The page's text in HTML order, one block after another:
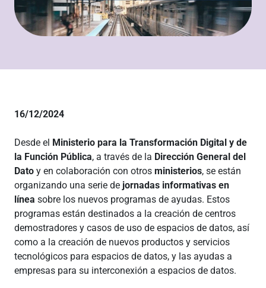
16/12/2024
Desde el Ministerio para la Transformación Digital y de
la Función Pública, a través de la Dirección General del
Dato y en colaboración con otros ministerios, se están
organizando una serie de jornadas informativas en
línea sobre los nuevos programas de ayudas. Estos
programas están destinados a la creación de centros
demostradores y casos de uso de espacios de datos, así
como a la creación de nuevos productos y servicios
tecnológicos para espacios de datos, y las ayudas a
empresas para su interconexión a espacios de datos.